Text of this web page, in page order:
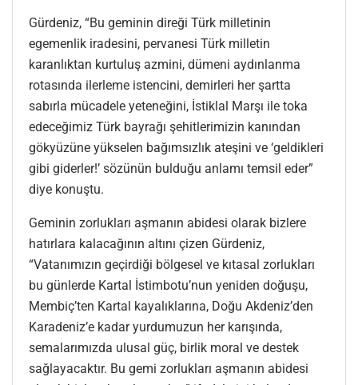
Gürdeniz, “Bu geminin direği Türk milletinin
egemenlik iradesini, pervanesi Türk milletin
karanlıktan kurtuluş azmini, dümeni aydınlanma
rotasında ilerleme istencini, demirleri her şartta
sabırla mücadele yeteneğini, İstiklal Marşı ile toka
edeceğimiz Türk bayrağı şehitlerimizin kanından
gökyüzüne yükselen bağımsızlık ateşini ve ‘geldikleri
gibi giderler!’ sözünün bulduğu anlamı temsil eder”
diye konuştu.
Geminin zorlukları aşmanın abidesi olarak bizlere
hatırlara kalacağının altını çizen Gürdeniz,
“Vatanımızın geçirdiği bölgesel ve kıtasal zorlukları
bu günlerde Kartal İstimbotu’nun yeniden doğuşu,
Membiç’ten Kartal kayalıklarına, Doğu Akdeniz’den
Karadeniz’e kadar yurdumuzun her karışında,
semalarımızda ulusal güç, birlik moral ve destek
sağlayacaktır. Bu gemi zorlukları aşmanın abidesi